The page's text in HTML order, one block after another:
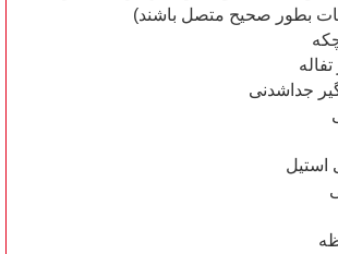
بطور صحیح متصل باشند)
جداشدنی
استیل